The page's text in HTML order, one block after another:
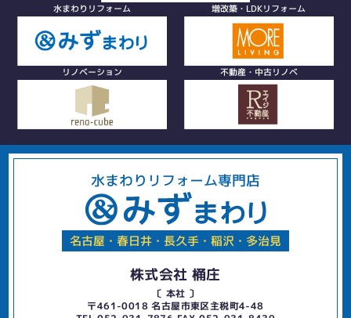
水まわりリフォーム 増改築・LDKリフォーム
リノベーション 不動産・中古リノベ
水まわりリフォーム専門店
名古屋・春日井・長久手・稲沢・多治見
株式会社 桶庄
〔 本社 〕
〒461-0018 名古屋市東区主税町4-48